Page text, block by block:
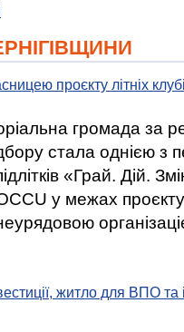
проєкту літніх
громада за
стала однією
«Грай. Дій.
у межах
житло для ВПО